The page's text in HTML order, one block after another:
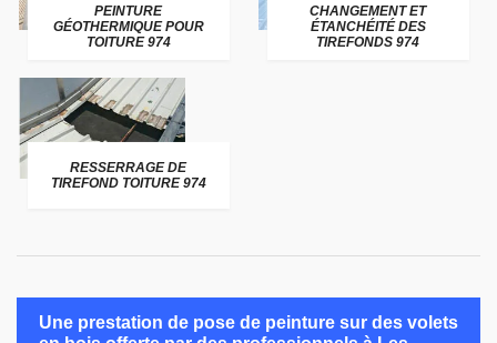
PEINTURE
GÉOTHERMIQUE POUR
TOITURE 974
CHANGEMENT ET
ÉTANCHÉITÉ DES
TIREFONDS 974
RESSERRAGE DE
TIREFOND TOITURE 974
Une prestation de pose de peinture sur des volets